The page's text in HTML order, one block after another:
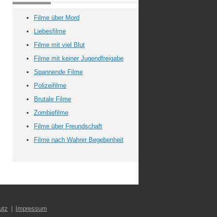
Filme über Mord
Liebesfilme
Filme mit viel Blut
Filme mit keiner Jugendfreigabe
Spannende Filme
Polizeifilme
Brutale Filme
Zombiefilme
Filme über Freundschaft
Filme nach Wahrer Begebenheit
Impressum